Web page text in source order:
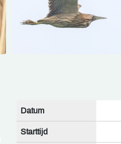
Datum
Starttijd